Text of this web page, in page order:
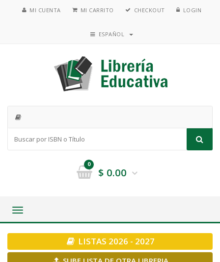
MI CUENTA MI CARRITO CHECKOUT LOGIN
ESPAÑOL
0
$ 0.00
Toggle
LISTAS 2026 - 2027